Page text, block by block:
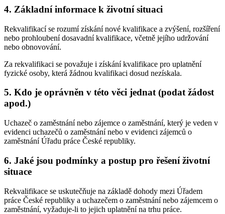
4. Základní informace k životní situaci
Rekvalifikací se rozumí získání nové kvalifikace a zvýšení, rozšíření
nebo prohloubení dosavadní kvalifikace, včetně jejího udržování
nebo obnovování.
Za rekvalifikaci se považuje i získání kvalifikace pro uplatnění
fyzické osoby, která žádnou kvalifikaci dosud nezískala.
5. Kdo je oprávněn v této věci jednat (podat žádost
apod.)
Uchazeč o zaměstnání nebo zájemce o zaměstnání, který je veden v
evidenci uchazečů o zaměstnání nebo v evidenci zájemců o
zaměstnání Úřadu práce České republiky.
6. Jaké jsou podmínky a postup pro řešení životní
situace
Rekvalifikace se uskutečňuje na základě dohody mezi Úřadem
práce České republiky a uchazečem o zaměstnání nebo zájemcem o
zaměstnání, vyžaduje-li to jejich uplatnění na trhu práce.